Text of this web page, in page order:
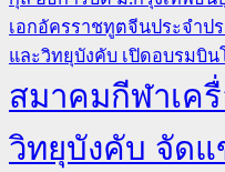
เอกอัครราชทูตจีนประจำป
และวิทยุบังคับ เปิดอบรมบิ
สมาคมกีฬาเค
วิทยุบังคับ จัด